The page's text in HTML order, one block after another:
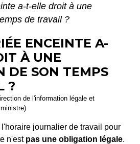
a-t-elle droit à une
de travail ?
ENCEINTE A-
À UNE
DE SON TEMPS
?
de l'information légale et
journalier de travail pour
n'est pas une obligation légale.